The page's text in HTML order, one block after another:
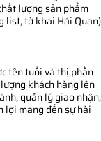
lượng sản phẩm
list, tờ khai Hải Quan)
tên tuổi và thị phần
khách hàng lên
quản lý giao nhận,
lợi mang đến sự hài